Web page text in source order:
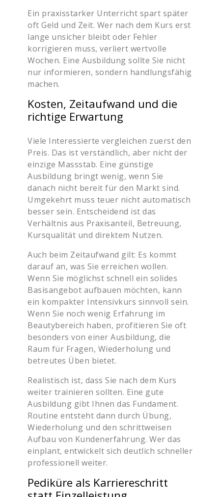
Ein praxisstarker Unterricht spart später
oft Geld und Zeit. Wer nach dem Kurs erst
lange unsicher bleibt oder Fehler
korrigieren muss, verliert wertvolle
Wochen. Eine Ausbildung sollte Sie nicht
nur informieren, sondern handlungsfähig
machen.
Kosten, Zeitaufwand und die
richtige Erwartung
Viele Interessierte vergleichen zuerst den
Preis. Das ist verständlich, aber nicht der
einzige Massstab. Eine günstige
Ausbildung bringt wenig, wenn Sie
danach nicht bereit für den Markt sind.
Umgekehrt muss teuer nicht automatisch
besser sein. Entscheidend ist das
Verhältnis aus Praxisanteil, Betreuung,
Kursqualität und direktem Nutzen.
Auch beim Zeitaufwand gilt: Es kommt
darauf an, was Sie erreichen wollen.
Wenn Sie möglichst schnell ein solides
Basisangebot aufbauen möchten, kann
ein kompakter Intensivkurs sinnvoll sein.
Wenn Sie noch wenig Erfahrung im
Beautybereich haben, profitieren Sie oft
besonders von einer Ausbildung, die
Raum für Fragen, Wiederholung und
betreutes Üben bietet.
Realistisch ist, dass Sie nach dem Kurs
weiter trainieren sollten. Eine gute
Ausbildung gibt Ihnen das Fundament.
Routine entsteht dann durch Übung,
Wiederholung und den schrittweisen
Aufbau von Kundenerfahrung. Wer das
einplant, entwickelt sich deutlich schneller
professionell weiter.
Pediküre als Karriereschritt